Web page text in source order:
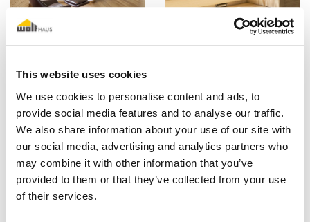
This website uses cookies
We use cookies to personalise content and ads, to
provide social media features and to analyse our traffic.
We also share information about your use of our site with
our social media, advertising and analytics partners who
may combine it with other information that you’ve
provided to them or that they’ve collected from your use
of their services.